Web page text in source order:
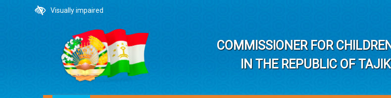
Visually impaired
COMMISSIONER FOR
IN THE REPUBLIC OF